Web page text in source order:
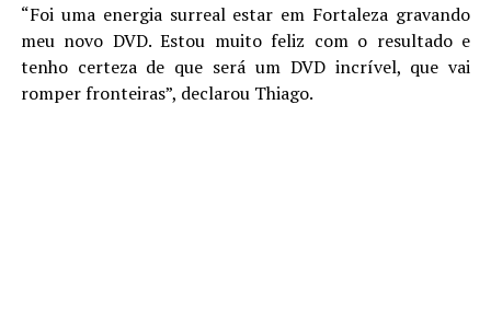
“Foi uma energia surreal estar em Fortaleza gravando
meu novo DVD. Estou muito feliz com o resultado e
tenho certeza de que será um DVD incrível, que vai
romper fronteiras”, declarou Thiago.